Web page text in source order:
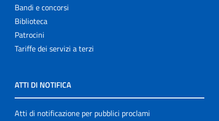
Bandi e concorsi
Biblioteca
Patrocini
Tariffe dei servizi a terzi
ATTI DI NOTIFICA
Atti di notificazione per pubblici proclami